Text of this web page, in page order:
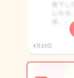
4月10日